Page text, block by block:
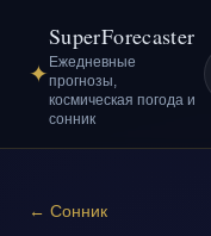
✦
SuperForecaster
Ежедневные
прогнозы,
космическая погода и
сонник
← Сонник